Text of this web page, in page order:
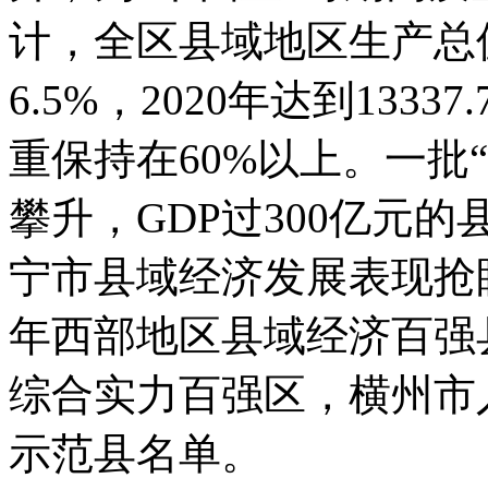
计，全区县域地区生产
6.5%，2020年达到
重保持在60%以上。一
攀升，GDP过300亿元的
宁市县域经济发展表现
年西部地区县域经济百
综合实力百强区，横州
示范县名单。